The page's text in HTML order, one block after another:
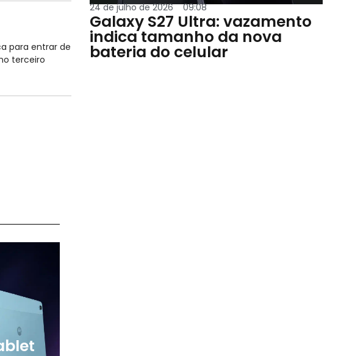
para entrar de
terceiro
24 de julho de 2026 09:08
Galaxy S27 Ultra: vazamento
indica tamanho da nova
bateria do celular